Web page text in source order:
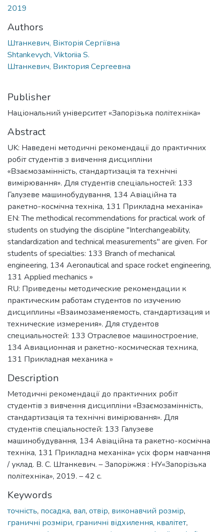
2019
Authors
Штанкевич, Вікторія Сергіївна
Shtankevych, Viktoriia S.
Штанкевич, Виктория Сергеевна
Publisher
Національний університет «Запорізька політехніка»
Abstract
UK: Наведені методичні рекомендації до практичних
робіт студентів з вивчення дисципліни
«Взаємозамінність, стандартизація та технічні
вимірювання». Для студентів спеціальностей: 133
Галузеве машинобудування, 134 Авіаційна та
ракетно-космічна техніка, 131 Прикладна механіка»
EN: The methodical recommendations for practical work of
students on studying the discipline "Interchangeability,
standardization and technical measurements" are given. For
students of specialties: 133 Branch of mechanical
engineering, 134 Aeronautical and space rocket engineering,
131 Applied mechanics »
RU: Приведены методические рекомендации к
практическим работам студентов по изучению
дисциплины «Взаимозаменяемость, стандартизация и
технические измерения». Для студентов
специальностей: 133 Отраслевое машиностроение,
134 Авиационная и ракетно-космическая техника,
131 Прикладная механика »
Description
Методичні рекомендації до практичних робіт
студентів з вивчення дисципліни «Взаємозамінність,
стандартизація та технічні вимірювання». Для
студентів спеціальностей: 133 Галузеве
машинобудування, 134 Авіаційна та ракетно-космічна
техніка, 131 Прикладна механіка» усіх форм навчання
/ уклад. В. С. Штанкевич. – Запоріжжя : НУ«Запорізька
політехніка», 2019. – 42 с.
Keywords
точність, посадка, вал, отвір, виконавчий розмір,
граничні розміри, граничні відхилення, квалітет,